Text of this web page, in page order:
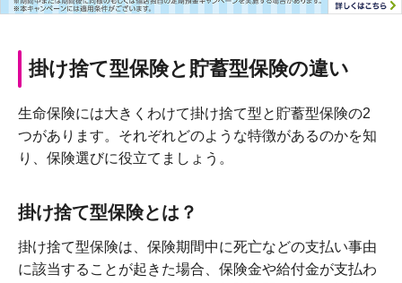
掛け捨て型保険と貯蓄型保険の違い
生命保険には大きくわけて掛け捨て型と貯蓄型保険の2
つがあります。それぞれどのような特徴があるのかを知
り、保険選びに役立てましょう。
掛け捨て型保険とは？
掛け捨て型保険は、保険期間中に死亡などの支払い事由
に該当することが起きた場合、保険金や給付金が支払わ